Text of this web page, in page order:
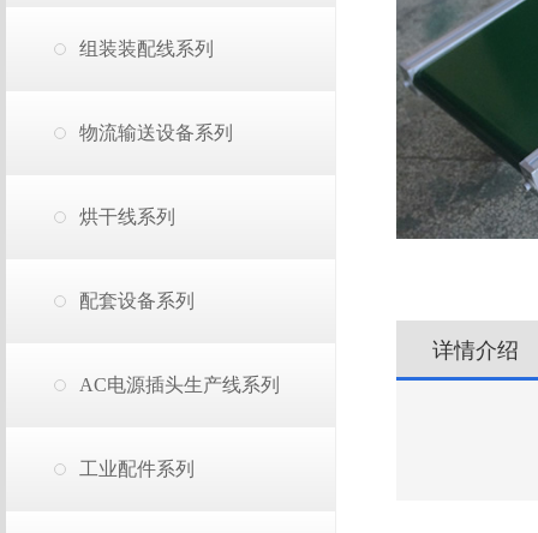
组装装配线系列
物流输送设备系列
烘干线系列
配套设备系列
AC电源插头生产线系列
工业配件系列
详情介绍